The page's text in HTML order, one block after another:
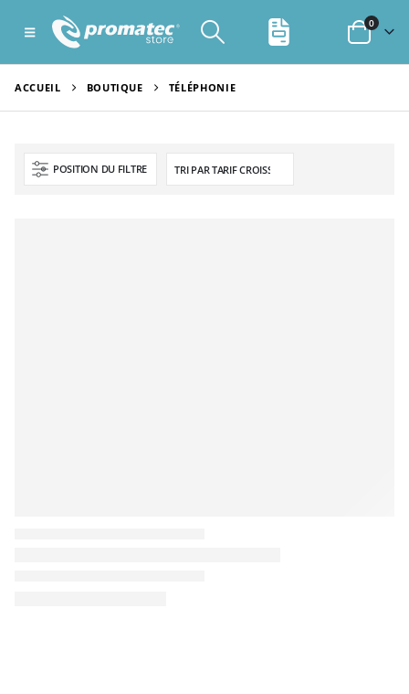
0
ACCUEIL BOUTIQUE TÉLÉPHONIE
POSITION DU FILTRE